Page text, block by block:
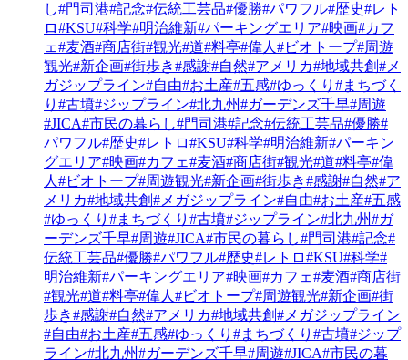
し#門司港#記念#伝統工芸品#優勝#パワフル#歴史#レト
ロ#KSU#科学#明治維新#パーキングエリア#映画#カフ
ェ#麦酒#商店街#観光#道#料亭#偉人 #ビオトープ#周遊
観光#新企画#街歩き#感謝#自然#アメリカ#地域共創#メ
ガジップライン#自由#お土産#五感#ゆっくり #まちづく
り #古墳#ジップライン#北九州#ガーデンズ千早#周遊
#JICA#市民の暮らし#門司港#記念#伝統工芸品#優勝#
パワフル#歴史#レトロ#KSU#科学#明治維新#パーキン
グエリア#映画#カフェ#麦酒#商店街#観光#道#料亭#偉
人 #ビオトープ#周遊観光#新企画#街歩き#感謝#自然#ア
メリカ#地域共創#メガジップライン#自由#お土産#五感
#ゆっくり #まちづくり #古墳#ジップライン#北九州#ガ
ーデンズ千早#周遊#JICA#市民の暮らし#門司港#記念#
伝統工芸品#優勝#パワフル#歴史#レトロ#KSU#科学#
明治維新#パーキングエリア#映画#カフェ#麦酒#商店街
#観光#道#料亭#偉人 #ビオトープ#周遊観光#新企画#街
歩き#感謝#自然#アメリカ#地域共創#メガジップライン
#自由#お土産#五感#ゆっくり #まちづくり #古墳#ジップ
ライン#北九州#ガーデンズ千早#周遊#JICA#市民の暮